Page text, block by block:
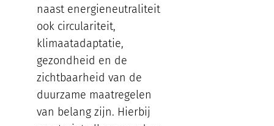
naast energieneutraliteit
ook circulariteit,
klimaatadaptatie,
gezondheid en de
zichtbaarheid van de
duurzame maatregelen
van belang zijn. Hierbij